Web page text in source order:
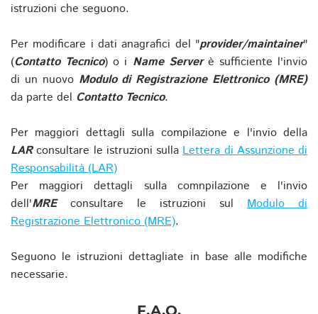
istruzioni che seguono.
Per modificare i dati anagrafici del "provider/maintainer"
(Contatto Tecnico) o i Name Serverè sufficiente l'invio
di un nuovo Modulo di Registrazione Elettronico (MRE)
da parte del Contatto Tecnico.
Per maggiori dettagli sulla compilazione e l'invio della
LARconsultare le istruzioni sullaLettera di Assunzione di
Responsabilità (LAR)
Per maggiori dettagli sulla comnpilazione e l'invio
dell'MREconsultare le istruzioni sul Modulo di
Registrazione Elettronico (MRE).
Seguono le istruzioni dettagliate in base alle modifiche
necessarie.
F.A.Q.